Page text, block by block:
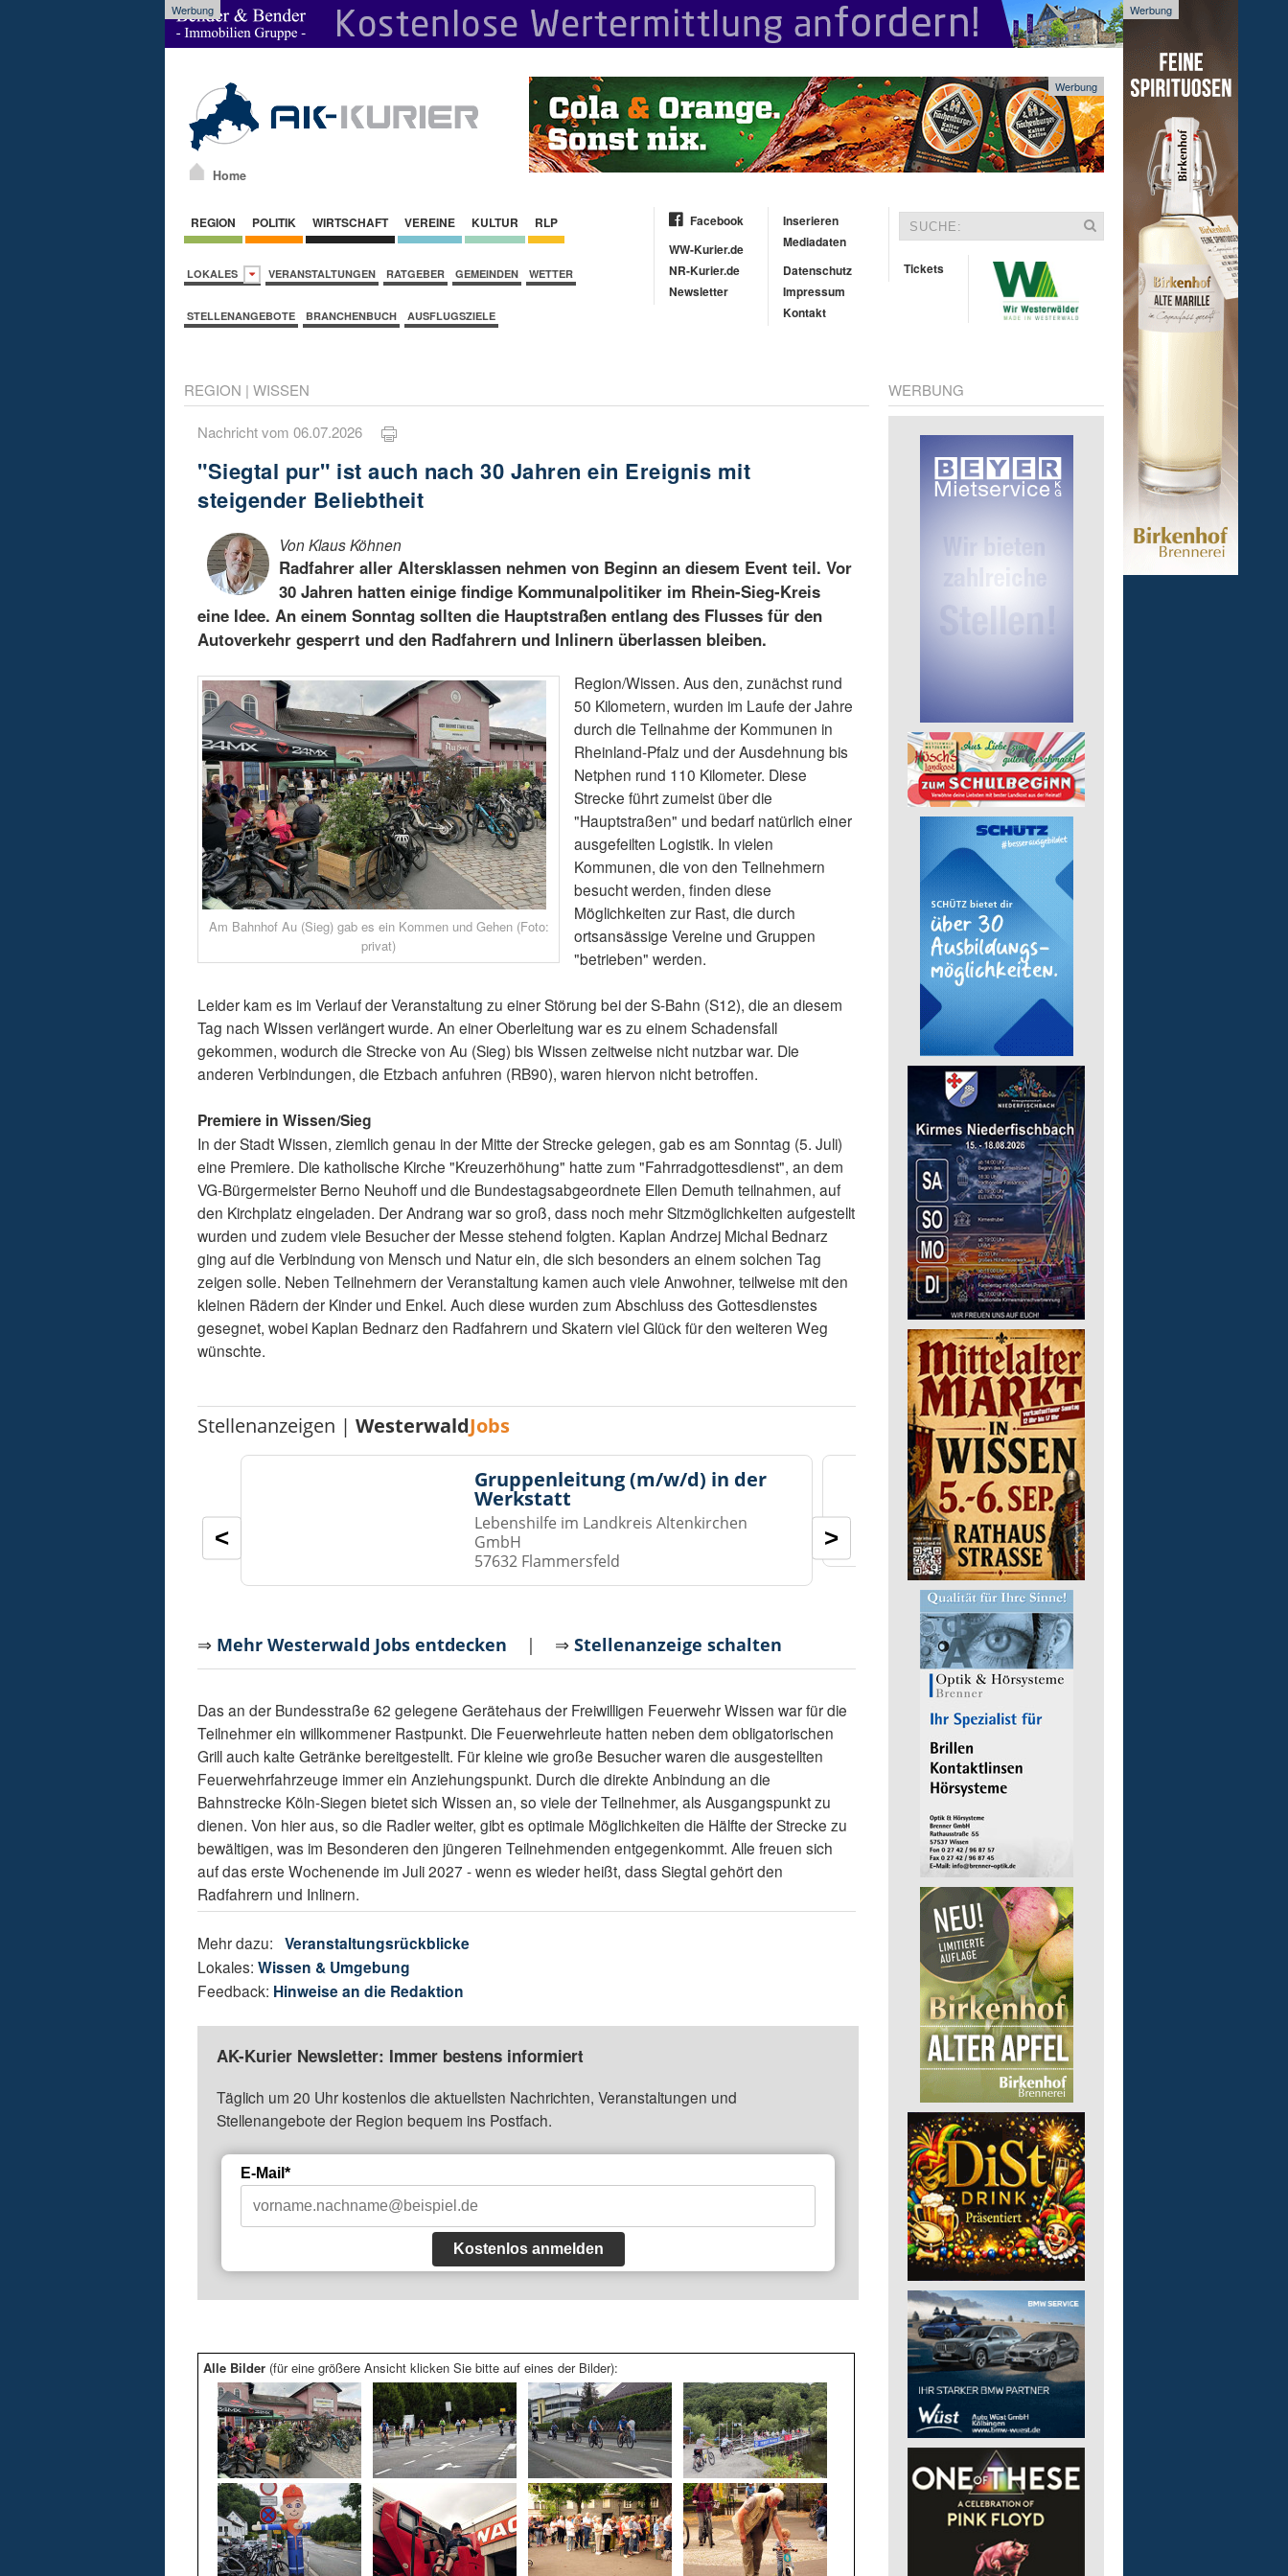
Werbung Werbung
Home
Werbung
REGION POLITIK WIRTSCHAFT VEREINE KULTUR RLP
LOKALES VERANSTALTUNGEN RATGEBER GEMEINDEN WETTER
STELLENANGEBOTE BRANCHENBUCH AUSFLUGSZIELE
Facebook
WW-Kurier.de
NR-Kurier.de
Newsletter
Inserieren
Mediadaten
Datenschutz
Impressum
Kontakt
Tickets
REGION | WISSEN
Nachricht vom 06.07.2026
"Siegtal pur" ist auch nach 30 Jahren ein Ereignis mit
steigender Beliebtheit
Von Klaus Köhnen
Radfahrer aller Altersklassen nehmen von Beginn an diesem Event teil. Vor
30 Jahren hatten einige findige Kommunalpolitiker im Rhein-Sieg-Kreis
eine Idee. An einem Sonntag sollten die Hauptstraßen entlang des Flusses für den
Autoverkehr gesperrt und den Radfahrern und Inlinern überlassen bleiben.
Am Bahnhof Au (Sieg) gab es ein Kommen und Gehen (Foto:
privat)
Region/Wissen. Aus den, zunächst rund
50 Kilometern, wurden im Laufe der Jahre
durch die Teilnahme der Kommunen in
Rheinland-Pfalz und der Ausdehnung bis
Netphen rund 110 Kilometer. Diese
Strecke führt zumeist über die
"Hauptstraßen" und bedarf natürlich einer
ausgefeilten Logistik. In vielen
Kommunen, die von den Teilnehmern
besucht werden, finden diese
Möglichkeiten zur Rast, die durch
ortsansässige Vereine und Gruppen
"betrieben" werden.
Leider kam es im Verlauf der Veranstaltung zu einer Störung bei der S-Bahn (S12), die an diesem
Tag nach Wissen verlängert wurde. An einer Oberleitung war es zu einem Schadensfall
gekommen, wodurch die Strecke von Au (Sieg) bis Wissen zeitweise nicht nutzbar war. Die
anderen Verbindungen, die Etzbach anfuhren (RB90), waren hiervon nicht betroffen.
Premiere in Wissen/Sieg
In der Stadt Wissen, ziemlich genau in der Mitte der Strecke gelegen, gab es am Sonntag (5. Juli)
eine Premiere. Die katholische Kirche "Kreuzerhöhung" hatte zum "Fahrradgottesdienst", an dem
VG-Bürgermeister Berno Neuhoff und die Bundestagsabgeordnete Ellen Demuth teilnahmen, auf
den Kirchplatz eingeladen. Der Andrang war so groß, dass noch mehr Sitzmöglichkeiten aufgestellt
wurden und zudem viele Besucher der Messe stehend folgten. Kaplan Andrzej Michal Bednarz
ging auf die Verbindung von Mensch und Natur ein, die sich besonders an einem solchen Tag
zeigen solle. Neben Teilnehmern der Veranstaltung kamen auch viele Anwohner, teilweise mit den
kleinen Rädern der Kinder und Enkel. Auch diese wurden zum Abschluss des Gottesdienstes
gesegnet, wobei Kaplan Bednarz den Radfahrern und Skatern viel Glück für den weiteren Weg
wünschte.
Stellenanzeigen |WesterwaldJobs
Gruppenleitung (m/w/d) in der
Werkstatt
Lebenshilfe im Landkreis Altenkirchen
GmbH
57632 Flammersfeld
Arbeitstrainer/-in (m/
Lebenshilfe im Landkreis
GmbH
57610 Altenkirchen
< >
⇒ Mehr Westerwald Jobs entdecken | ⇒Stellenanzeige schalten
Das an der Bundesstraße 62 gelegene Gerätehaus der Freiwilligen Feuerwehr Wissen war für die
Teilnehmer ein willkommener Rastpunkt. Die Feuerwehrleute hatten neben dem obligatorischen
Grill auch kalte Getränke bereitgestellt. Für kleine wie große Besucher waren die ausgestellten
Feuerwehrfahrzeuge immer ein Anziehungspunkt. Durch die direkte Anbindung an die
Bahnstrecke Köln-Siegen bietet sich Wissen an, so viele der Teilnehmer, als Ausgangspunkt zu
dienen. Von hier aus, so die Radler weiter, gibt es optimale Möglichkeiten die Hälfte der Strecke zu
bewältigen, was im Besonderen den jüngeren Teilnehmenden entgegenkommt. Alle freuen sich
auf das erste Wochenende im Juli 2027 - wenn es wieder heißt, dass Siegtal gehört den
Radfahrern und Inlinern.
Mehr dazu:Veranstaltungsrückblicke
Lokales:Wissen & Umgebung
Feedback: Hinweise an die Redaktion
AK-Kurier Newsletter: Immer bestens informiert
Täglich um 20 Uhr kostenlos die aktuellsten Nachrichten, Veranstaltungen und
Stellenangebote der Region bequem ins Postfach.
E-Mail*
Kostenlos anmelden
Alle Bilder (für eine größere Ansicht klicken Sie bitte auf eines der Bilder):
WERBUNG